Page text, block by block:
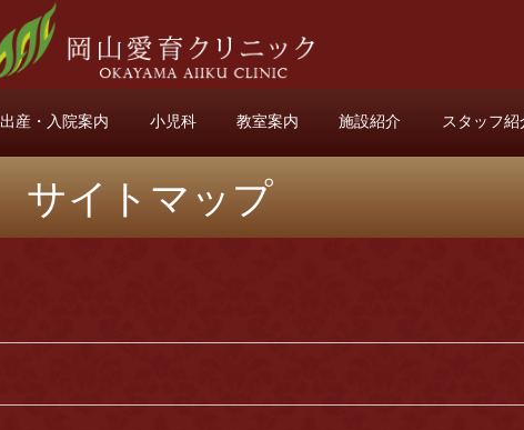
出産・入院案内 小児科 教室案内 施設紹介 スタッフ紹
サイトマップ